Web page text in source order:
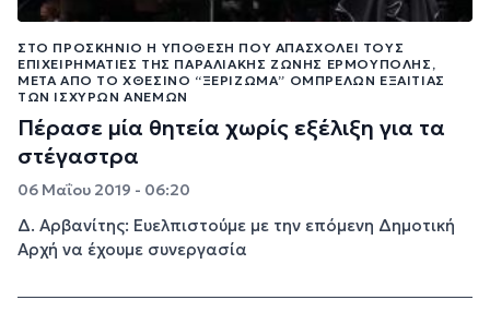
ΣΤΟ ΠΡΟΣΚΉΝΙΟ Η ΥΠΌΘΕΣΗ ΠΟΥ ΑΠΑΣΧΟΛΕΊ ΤΟΥΣ
ΕΠΙΧΕΙΡΗΜΑΤΊΕΣ ΤΗΣ ΠΑΡΑΛΙΑΚΉΣ ΖΏΝΗΣ ΕΡΜΟΎΠΟΛΗΣ,
ΜΕΤΆ ΑΠΌ ΤΟ ΧΘΕΣΙΝΌ “ΞΕΡΊΖΩΜΑ” ΟΜΠΡΕΛΏΝ ΕΞΑΙΤΊΑΣ
ΤΩΝ ΙΣΧΥΡΏΝ ΑΝΈΜΩΝ
Πέρασε μία θητεία χωρίς εξέλιξη για τα
στέγαστρα
06 Μαΐου 2019 - 06:20
Δ. Αρβανίτης: Ευελπιστούμε με την επόμενη Δημοτική
Αρχή να έχουμε συνεργασία